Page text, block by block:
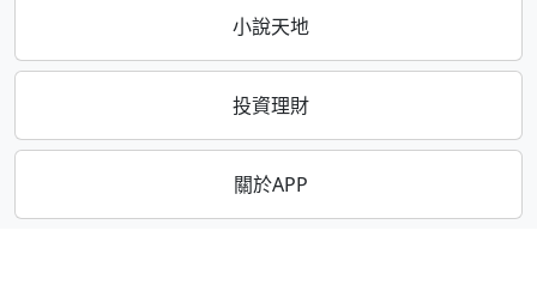
小說天地
投資理財
關於APP